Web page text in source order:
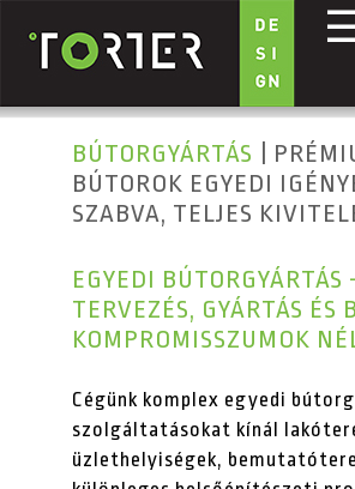
Ugrás a tartalomra
BÚTORGYÁRTÁS
|
BÚTOROK EGYEDI
SZABVA, TELJES
EGYEDI BÚTORGYÁRTÁS
TERVEZÉS, GYÁRTÁS ÉS
KOMPROMISSZUMOK
Cégünk komplex egyedi
szolgáltatásokat kínál
üzlethelyiségek,